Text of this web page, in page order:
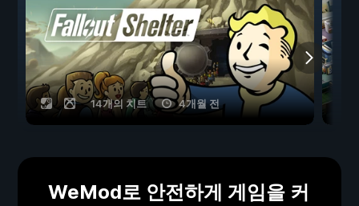
14개의 치트 4개월 전
WeMod로 안전하게 게임을 커